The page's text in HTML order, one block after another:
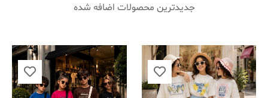
جدیدترین محصولات اضافه شده‌
ناموجود